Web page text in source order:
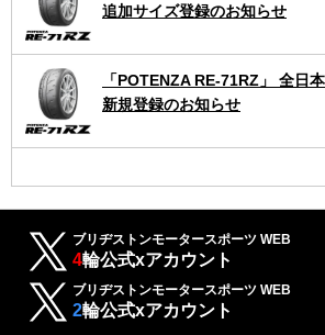
追加サイズ登録のお知らせ
「POTENZA RE-71RZ」 全日
新規登録のお知らせ
ブリヂストンモータースポーツ WEB
4輪公式xアカウント
ブリヂストンモータースポーツ WEB
2輪公式xアカウント